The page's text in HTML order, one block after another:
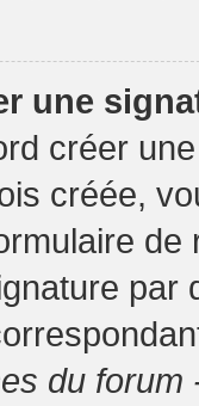
une
créer
créée,
de
par
du